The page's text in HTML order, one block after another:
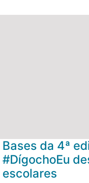
Bases da 4ª
#DígochoEu
escolares